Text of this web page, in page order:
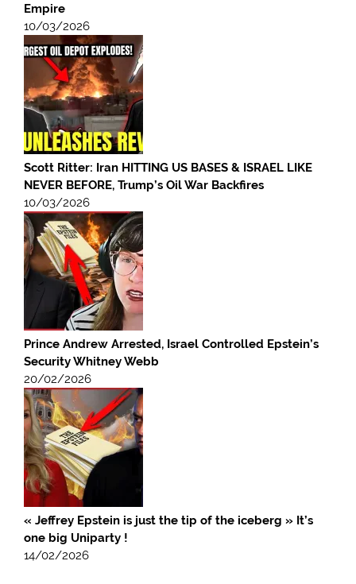
Empire
10/03/2026
Scott Ritter: Iran HITTING US BASES & ISRAEL LIKE
NEVER BEFORE, Trump’s Oil War Backfires
10/03/2026
Prince Andrew Arrested, Israel Controlled Epstein’s
Security Whitney Webb
20/02/2026
« Jeffrey Epstein is just the tip of the iceberg » It’s
one big Uniparty !
14/02/2026